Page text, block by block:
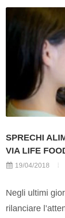
SPRECHI
VIA LIFE
19/04/2018
Negli ultimi
rilanciare